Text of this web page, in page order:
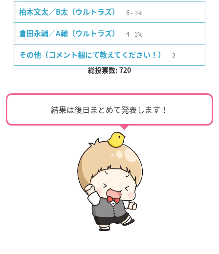
柏木文太／B太（ウルトラズ） 6 1%
倉田永輔／A輔（ウルトラズ） 4 1%
その他（コメント欄にて教えてください！） 2
総投票数: 720
結果は後日まとめて発表します！